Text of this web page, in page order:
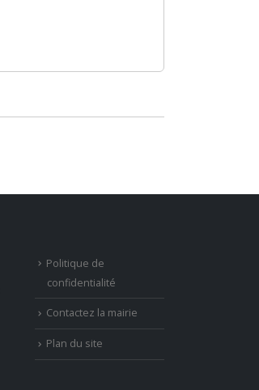
Politique de
confidentialité
Contactez la mairie
Plan du site